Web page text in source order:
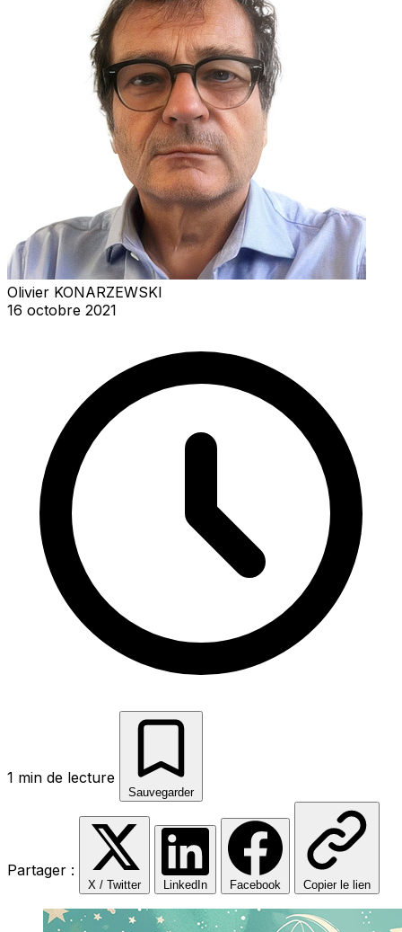
Olivier KONARZEWSKI
16 octobre 2021
1 min de lecture
Sauvegarder
Partager :
X / Twitter LinkedIn Facebook Copier le lien